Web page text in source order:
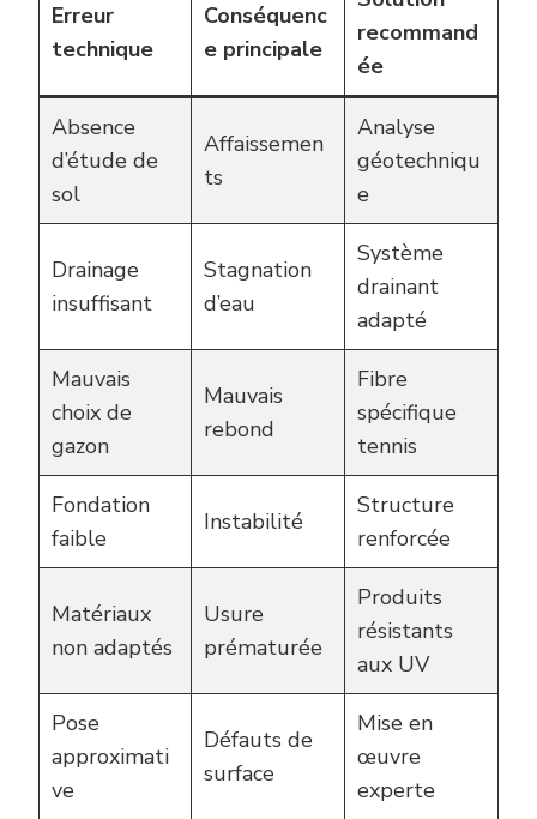
Erreur
technique
Conséquenc
e principale
recommand
ée
Absence
d’étude de
sol
Affaissemen
ts
Analyse
géotechniqu
e
Drainage
insuffisant
Stagnation
d’eau
Système
drainant
adapté
Mauvais
choix de
gazon
Mauvais
rebond
Fibre
spécifique
tennis
Fondation
faible
Instabilité
Structure
renforcée
Matériaux
non adaptés
Usure
prématurée
Produits
résistants
aux UV
Pose
approximati
ve
Défauts de
surface
Mise en
œuvre
experte